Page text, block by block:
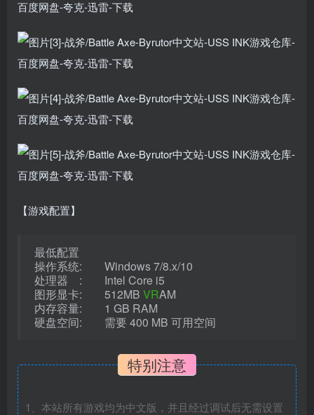
【游戏配置】
最低配置
操作系统: Windows 7/8.x/10
处理器 : Intel Core i5
图形显卡: 512MB VRAM
内存容量: 1 GB RAM
硬盘空间: 需要 400 MB 可用空间
特别注意
1、本站所有游戏均为中文版，并且经过调试后无需设置